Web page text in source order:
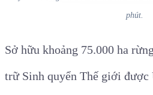
phút.
Sở hữu khoảng 75.000 ha
trữ Sinh quyển Thế giới được